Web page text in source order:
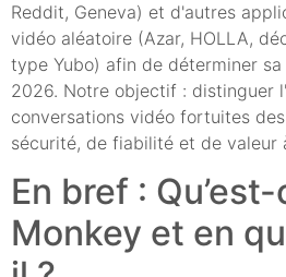
Reddit, Geneva) et d'autres
vidéo aléatoire (Azar, HOLLA,
type Yubo) afin de déterminer
2026. Notre objectif : distinguer
conversations vidéo fortuites
sécurité, de fiabilité et de valeur
En bref :
Monkey et en